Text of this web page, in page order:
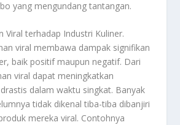
yang mengundang tantangan.
Viral terhadap Industri Kuliner.
viral membawa dampak signifikan
baik positif maupun negatif. Dari
viral dapat meningkatkan
dalam waktu singkat. Banyak
tidak dikenal tiba-tiba dibanjiri
mereka viral. Contohnya